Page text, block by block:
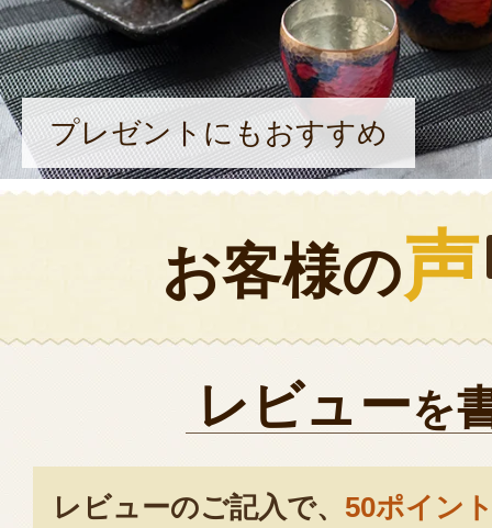
プレゼントにもおすすめ
お客様の声
レビューを
レビューのご記入で、 50ポイン